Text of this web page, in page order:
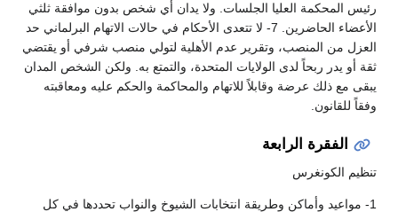
رئيس المحكمة العليا الجلسات. ولا يدان أي شخص بدون موافقة ثلثي
الأعضاء الحاضرين. 7- لا تتعدى الأحكام في حالات الاتهام البرلماني حد
العزل من المنصب، وتقرير عدم الأهلية لتولي منصب شرفي أو يقتضي
ثقة أو يدر ربحاً لدى الولايات المتحدة، والتمتع به. ولكن الشخص المدان
يبقى مع ذلك عرضة وقابلاً للاتهام والمحاكمة والحكم عليه ومعاقبته
وفقاً للقانون.
الفقرة الرابعة
تنظيم الكونغرس
1- مواعيد وأماكن وطريقة انتخابات الشيوخ والنواب تحددها في كل